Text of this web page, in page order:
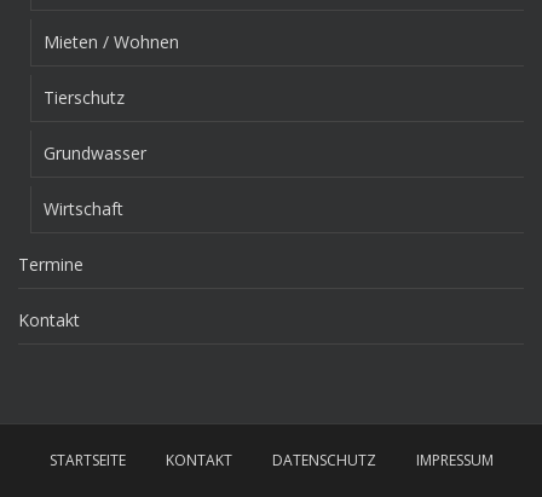
Mieten / Wohnen
Tierschutz
Grundwasser
Wirtschaft
Termine
Kontakt
STARTSEITE KONTAKT DATENSCHUTZ IMPRESSUM